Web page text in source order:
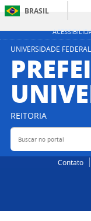
BRASIL
UNIVERSIDADE
REITORIA
Buscar no portal
Contato